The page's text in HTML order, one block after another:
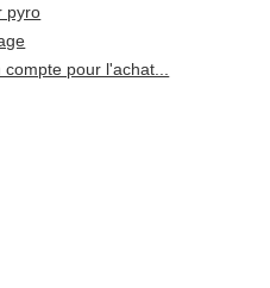
pyro
pour l'achat...